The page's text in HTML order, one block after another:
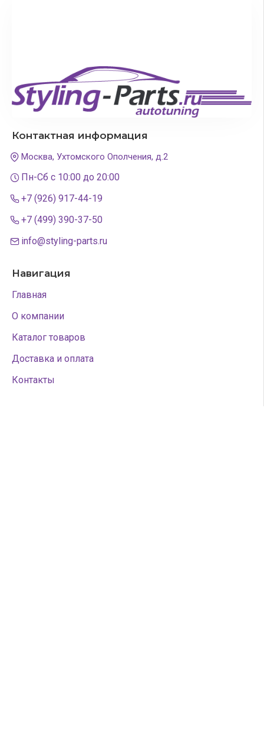
Контактная информация
Москва, Ухтомского Ополчения, д.2
Пн-Сб с 10:00 до 20:00
+7 (926) 917-44-19
+7 (499) 390-37-50
info@styling-parts.ru
Навигация
Главная
О компании
Каталог товаров
Доставка и оплата
Контакты